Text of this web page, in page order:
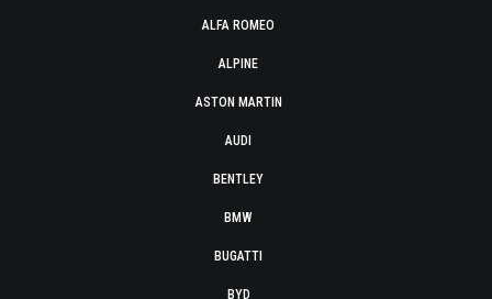
ALFA ROMEO
ALPINE
ASTON MARTIN
AUDI
BENTLEY
BMW
BUGATTI
BYD